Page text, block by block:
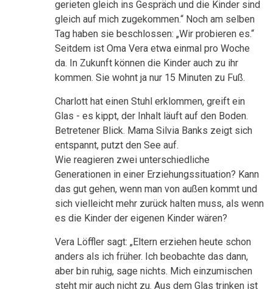
gerieten gleich ins Gespräch und die Kinder sind
gleich auf mich zugekommen.“ Noch am selben
Tag haben sie beschlossen: „Wir probieren es.“
Seitdem ist Oma Vera etwa einmal pro Woche
da. In Zukunft können die Kinder auch zu ihr
kommen. Sie wohnt ja nur 15 Minuten zu Fuß.
Charlott hat einen Stuhl erklommen, greift ein
Glas - es kippt, der Inhalt läuft auf den Boden.
Betretener Blick. Mama Silvia Banks zeigt sich
entspannt, putzt den See auf.
Wie reagieren zwei unterschiedliche
Generationen in einer Erziehungssituation? Kann
das gut gehen, wenn man von außen kommt und
sich vielleicht mehr zurück halten muss, als wenn
es die Kinder der eigenen Kinder wären?
Vera Löffler sagt: „Eltern erziehen heute schon
anders als ich früher. Ich beobachte das dann,
aber bin ruhig, sage nichts. Mich einzumischen
steht mir auch nicht zu. Aus dem Glas trinken ist